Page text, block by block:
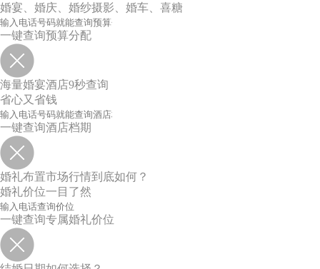
婚宴、婚庆、婚纱摄影、婚车、喜糖
一键查询预算分配
海量婚宴酒店9秒查询
省心又省钱
一键查询酒店档期
婚礼布置市场行情到底如何？
婚礼价位一目了然
一键查询专属婚礼价位